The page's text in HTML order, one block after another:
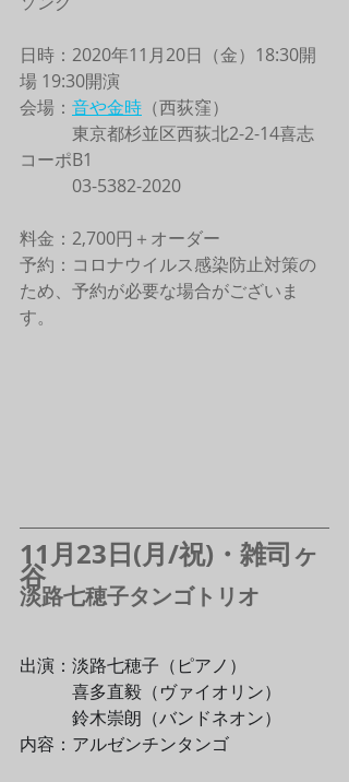
日時：2020年11月20日（金）18:30開
場 19:30開演
会場： 音や金時 （西荻窪）
東京都杉並区西荻北2-2-14喜志
コーポB1
03-5382-2020
料金：2,700円＋オーダー
予約：コロナウイルス感染防止対策の
ため、予約が必要な場合がございま
す。
11月23日(月/祝)・雑司ヶ
谷
淡路七穂子タンゴトリオ
出演：淡路七穂子（ピアノ）
喜多直毅（ヴァイオリン）
鈴木崇朗（バンドネオン）
内容：アルゼンチンタンゴ